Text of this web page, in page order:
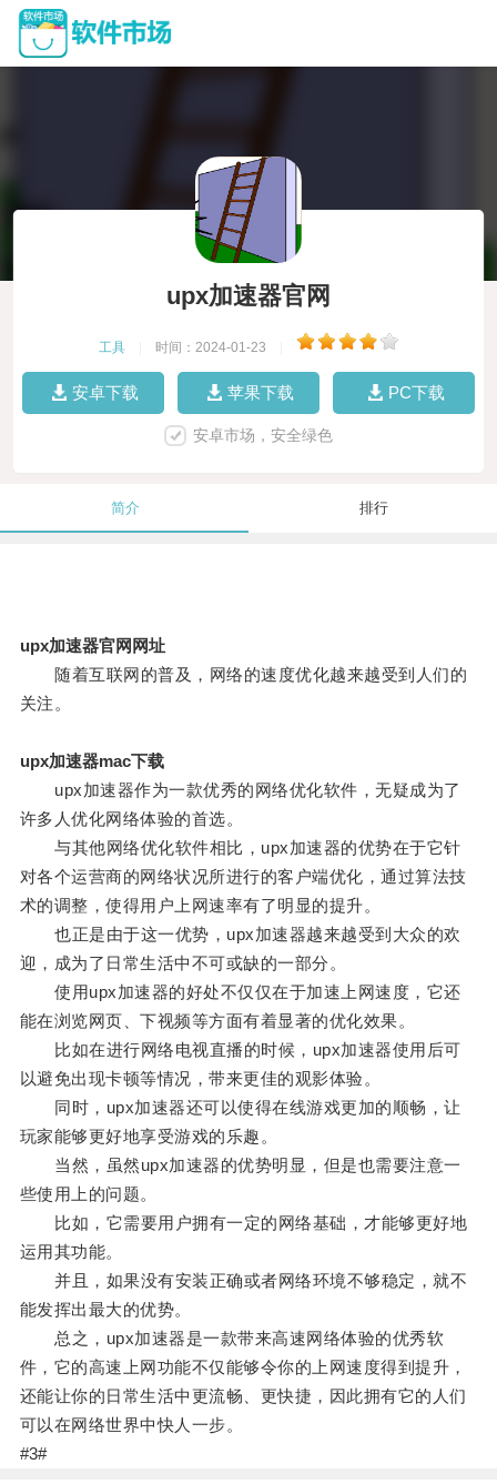
upx加速器官网
工具 时间：2024-01-23
安卓下载 苹果下载 PC下载
安卓市场，安全绿色
简介 排行
upx加速器官网网址
随着互联网的普及，网络的速度优化越来越受到人们的
关注。
upx加速器mac下载
upx加速器作为一款优秀的网络优化软件，无疑成为了
许多人优化网络体验的首选。
与其他网络优化软件相比，upx加速器的优势在于它针
对各个运营商的网络状况所进行的客户端优化，通过算法技
术的调整，使得用户上网速率有了明显的提升。
也正是由于这一优势，upx加速器越来越受到大众的欢
迎，成为了日常生活中不可或缺的一部分。
使用upx加速器的好处不仅仅在于加速上网速度，它还
能在浏览网页、下视频等方面有着显著的优化效果。
比如在进行网络电视直播的时候，upx加速器使用后可
以避免出现卡顿等情况，带来更佳的观影体验。
同时，upx加速器还可以使得在线游戏更加的顺畅，让
玩家能够更好地享受游戏的乐趣。
当然，虽然upx加速器的优势明显，但是也需要注意一
些使用上的问题。
比如，它需要用户拥有一定的网络基础，才能够更好地
运用其功能。
并且，如果没有安装正确或者网络环境不够稳定，就不
能发挥出最大的优势。
总之，upx加速器是一款带来高速网络体验的优秀软
件，它的高速上网功能不仅能够令你的上网速度得到提升，
还能让你的日常生活中更流畅、更快捷，因此拥有它的人们
可以在网络世界中快人一步。
#3#